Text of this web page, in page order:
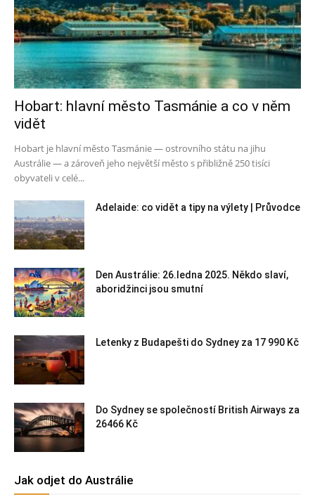
Hobart: hlavní město Tasmánie a co v něm
vidět
Hobart je hlavní město Tasmánie — ostrovního státu na jihu
Austrálie — a zároveň jeho největší město s přibližně 250 tisíci
obyvateli v celé...
Adelaide: co vidět a tipy na výlety | Průvodce
Den Austrálie: 26.ledna 2025. Někdo slaví,
aboridžinci jsou smutní
Letenky z Budapešti do Sydney za 17 990 Kč
Do Sydney se společností British Airways za
26466 Kč
Jak odjet do Austrálie